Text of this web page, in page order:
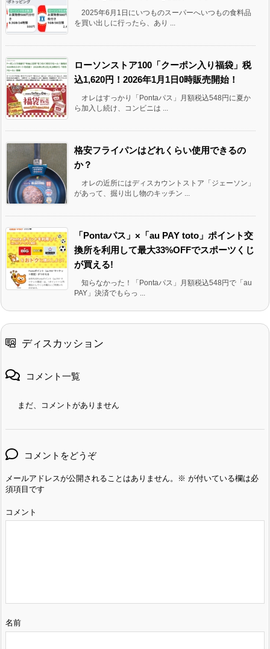
2025年6月1日にいつものスーパーへいつもの食料品
を買い出しに行ったら、あり ...
ローソンストア100「クーポン入り福袋」税
込1,620円！2026年1月1日0時販売開始！
オレはすっかり「Pontaパス」月額税込548円に夏か
ら加入し続け、コンビニは ...
格安フライパンはどれくらい使用できるの
か？
オレの近所にはディスカウントストア「ジェーソン」
があって、掘り出し物のキッチン ...
「Pontaパス」×「au PAY toto」ポイント交
換所を利用して最大33%OFFでスポーツくじ
が買える!
知らなかった！「Pontaパス」月額税込548円で「au
PAY」決済でもらっ ...
ディスカッション
コメント一覧
まだ、コメントがありません
コメントをどうぞ
メールアドレスが公開されることはありません。 ※ が付いている欄は必
須項目です
コメント
名前